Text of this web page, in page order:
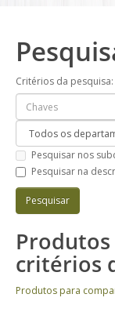
Critérios da pesquisa:
Pesquisar nos
Pesquisar na
critérios
Produtos para